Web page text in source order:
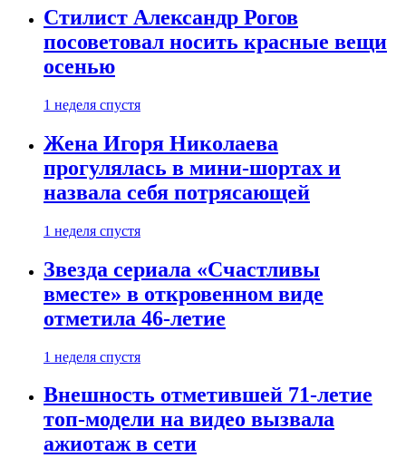
Стилист Александр Рогов
посоветовал носить красные вещи
осенью
1 неделя спустя
Жена Игоря Николаева
прогулялась в мини-шортах и
назвала себя потрясающей
1 неделя спустя
Звезда сериала «Счастливы
вместе» в откровенном виде
отметила 46-летие
1 неделя спустя
Внешность отметившей 71-летие
топ-модели на видео вызвала
ажиотаж в сети